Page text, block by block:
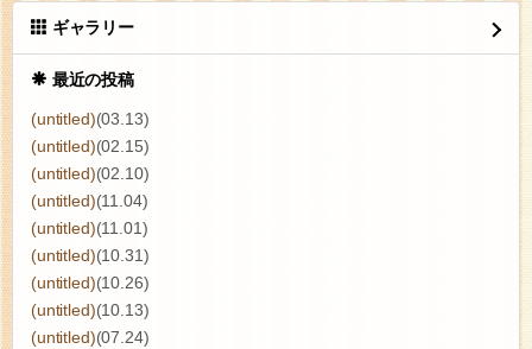
ギャラリー
最近の投稿
(untitled)(03.13)
(untitled)(02.15)
(untitled)(02.10)
(untitled)(11.04)
(untitled)(11.01)
(untitled)(10.31)
(untitled)(10.26)
(untitled)(10.13)
(untitled)(07.24)